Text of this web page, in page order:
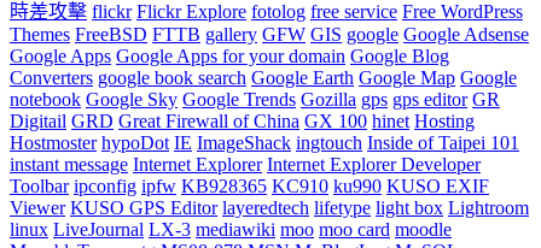
時差攻擊 flickr Flickr Explore fotolog free service Free WordPress
Themes FreeBSD FTTB gallery GFW GIS google Google Adsense
Google Apps Google Apps for your domain Google Blog
Converters google book search Google Earth Google Map Google
notebook Google Sky Google Trends Gozilla gps gps editor GR
Digitail GRD Great Firewall of China GX 100 hinet Hosting
Hostmoster hypoDot IE ImageShack ingtouch Inside of Taipei 101
instant message Internet Explorer Internet Explorer Developer
Toolbar ipconfig ipfw KB928365 KC910 ku990 KUSO EXIF
Viewer KUSO GPS Editor layeredtech lifetype light box Lightroom
linux LiveJournal LX-3 mediawiki moo moo card moodle